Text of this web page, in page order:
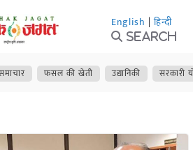
English | हिन्दी
Search
फसल की खेती उद्यानिकी सरकारी